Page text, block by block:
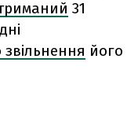
31
його